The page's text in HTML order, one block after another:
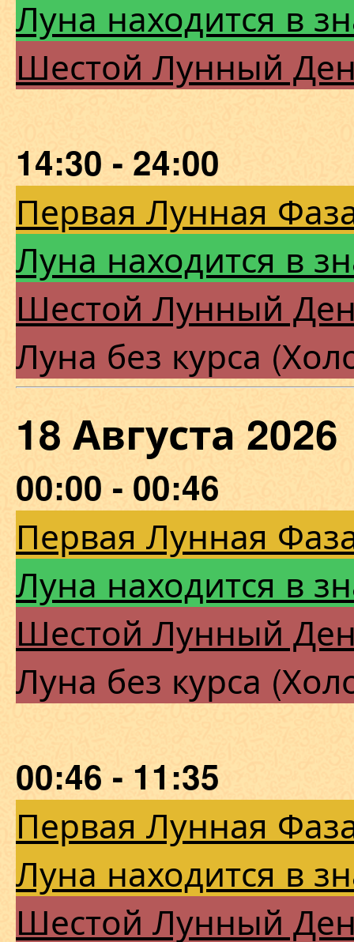
Луна находится в
Шестой Лунный
14:30 - 24:00
Первая Лунная
Луна находится в
Шестой Лунный
Луна без курса
18 Августа
00:00 - 00:46
Первая Лунная
Луна находится в
Шестой Лунный
Луна без курса
00:46 - 11:35
Первая Лунная
Луна находится в
Шестой Лунный